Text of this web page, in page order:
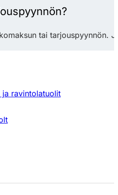
tai tarjouspyynnön.
ja ravintolatuolit